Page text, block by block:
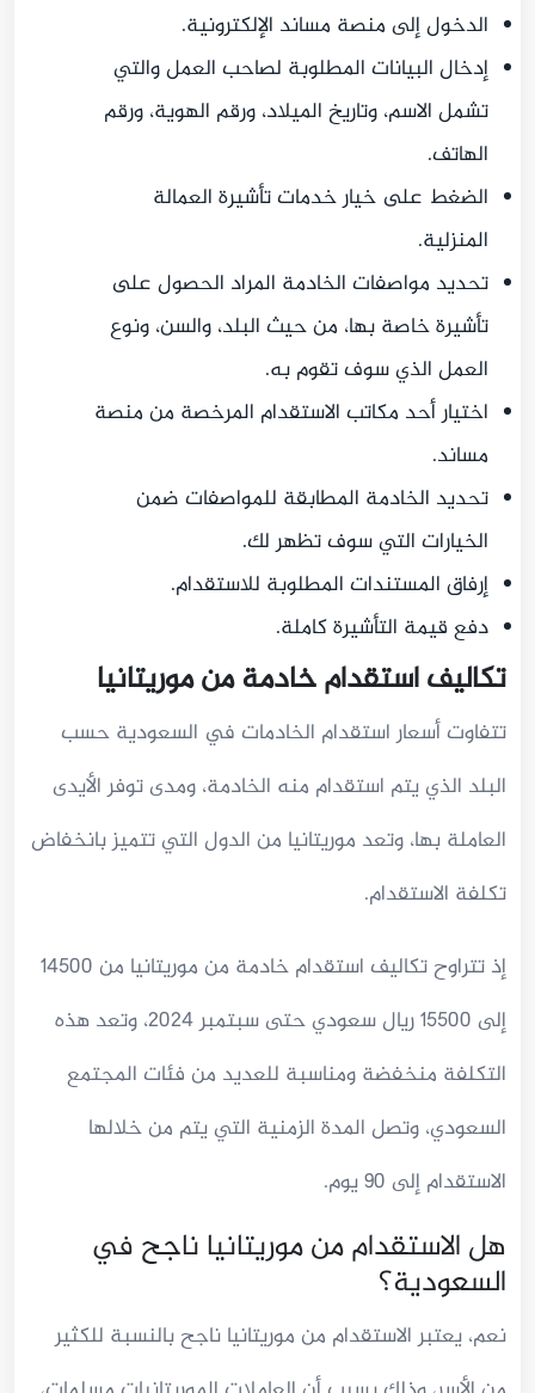
الدخول إلى منصة مساند الإلكترونية.
إدخال البيانات المطلوبة لصاحب العمل والتي
تشمل الاسم، وتاريخ الميلاد، ورقم الهوية، ورقم
الهاتف.
الضغط على خيار خدمات تأشيرة العمالة
المنزلية.
تحديد مواصفات الخادمة المراد الحصول على
تأشيرة خاصة بها، من حيث البلد، والسن، ونوع
العمل الذي سوف تقوم به.
اختيار أحد مكاتب الاستقدام المرخصة من منصة
مساند.
تحديد الخادمة المطابقة للمواصفات ضمن
الخيارات التي سوف تظهر لك.
إرفاق المستندات المطلوبة للاستقدام.
دفع قيمة التأشيرة كاملة.
تكاليف استقدام خادمة من موريتانيا
تتفاوت أسعار استقدام الخادمات في السعودية حسب
البلد الذي يتم استقدام منه الخادمة، ومدى توفر الأيدى
العاملة بها، وتعد موريتانيا من الدول التي تتميز بانخفاض
تكلفة الاستقدام.
إذ تتراوح تكاليف استقدام خادمة من موريتانيا من 14500
إلى 15500 ريال سعودي حتى سبتمبر 2024، وتعد هذه
التكلفة منخفضة ومناسبة للعديد من فئات المجتمع
السعودي، وتصل المدة الزمنية التي يتم من خلالها
الاستقدام إلى 90 يوم.
هل الاستقدام من موريتانيا ناجح في
السعودية؟
نعم، يعتبر الاستقدام من موريتانيا ناجح بالنسبة للكثير